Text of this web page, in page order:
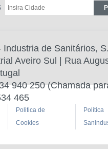
Industria de Sanitários,
Aveiro Sul | Rua
940 250 (Chamada
465
Politica de
Cookies
Política